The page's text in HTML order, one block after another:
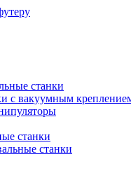
станки
с вакуумным
станки
станки